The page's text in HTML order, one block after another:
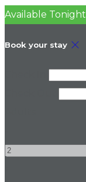
Available Tonight
Book your stay